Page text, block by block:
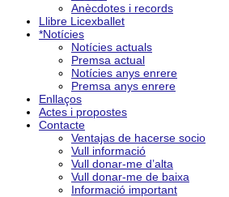
Anècdotes i records
Llibre Licexballet
*Notícies
Notícies actuals
Premsa actual
Notícies anys enrere
Premsa anys enrere
Enllaços
Actes i propostes
Contacte
Ventajas de hacerse socio
Vull informació
Vull donar-me d’alta
Vull donar-me de baixa
Informació important